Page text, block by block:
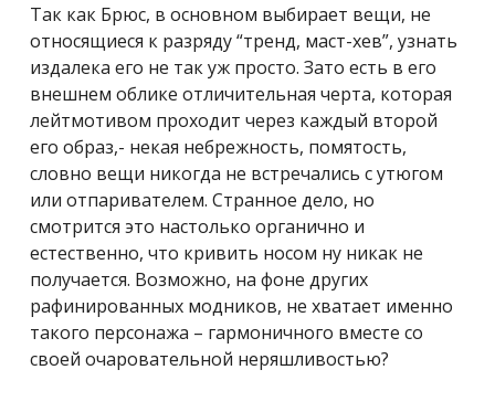
Так как Брюс, в основном выбирает вещи, не
относящиеся к разряду “тренд, маст-хев”, узнать
издалека его не так уж просто. Зато есть в его
внешнем облике отличительная черта, которая
лейтмотивом проходит через каждый второй
его образ,- некая небрежность, помятость,
словно вещи никогда не встречались с утюгом
или отпаривателем. Странное дело, но
смотрится это настолько органично и
естественно, что кривить носом ну никак не
получается. Возможно, на фоне других
рафинированных модников, не хватает именно
такого персонажа – гармоничного вместе со
своей очаровательной неряшливостью?